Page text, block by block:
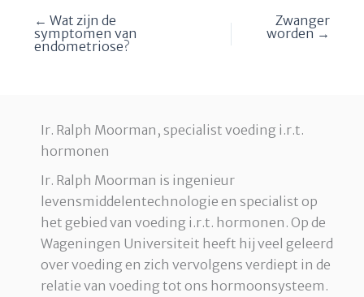
← Wat zijn de
symptomen van
endometriose?
Zwanger
worden →
Ir. Ralph Moorman, specialist voeding i.r.t.
hormonen
Ir. Ralph Moorman is ingenieur
levensmiddelentechnologie en specialist op
het gebied van voeding i.r.t. hormonen. Op de
Wageningen Universiteit heeft hij veel geleerd
over voeding en zich vervolgens verdiept in de
relatie van voeding tot ons hormoonsysteem.